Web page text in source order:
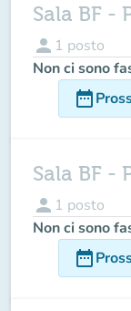
Sala BF -
person 1 posto
Non ci sono
date_range
Sala BF -
person 1 posto
Non ci sono
date_range